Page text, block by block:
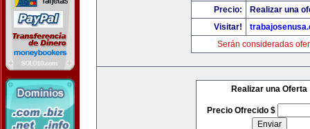
Precio:
Realizar una
Visitar!
Serán consideradas
Realizar una Oferta
Precio Ofrecido $